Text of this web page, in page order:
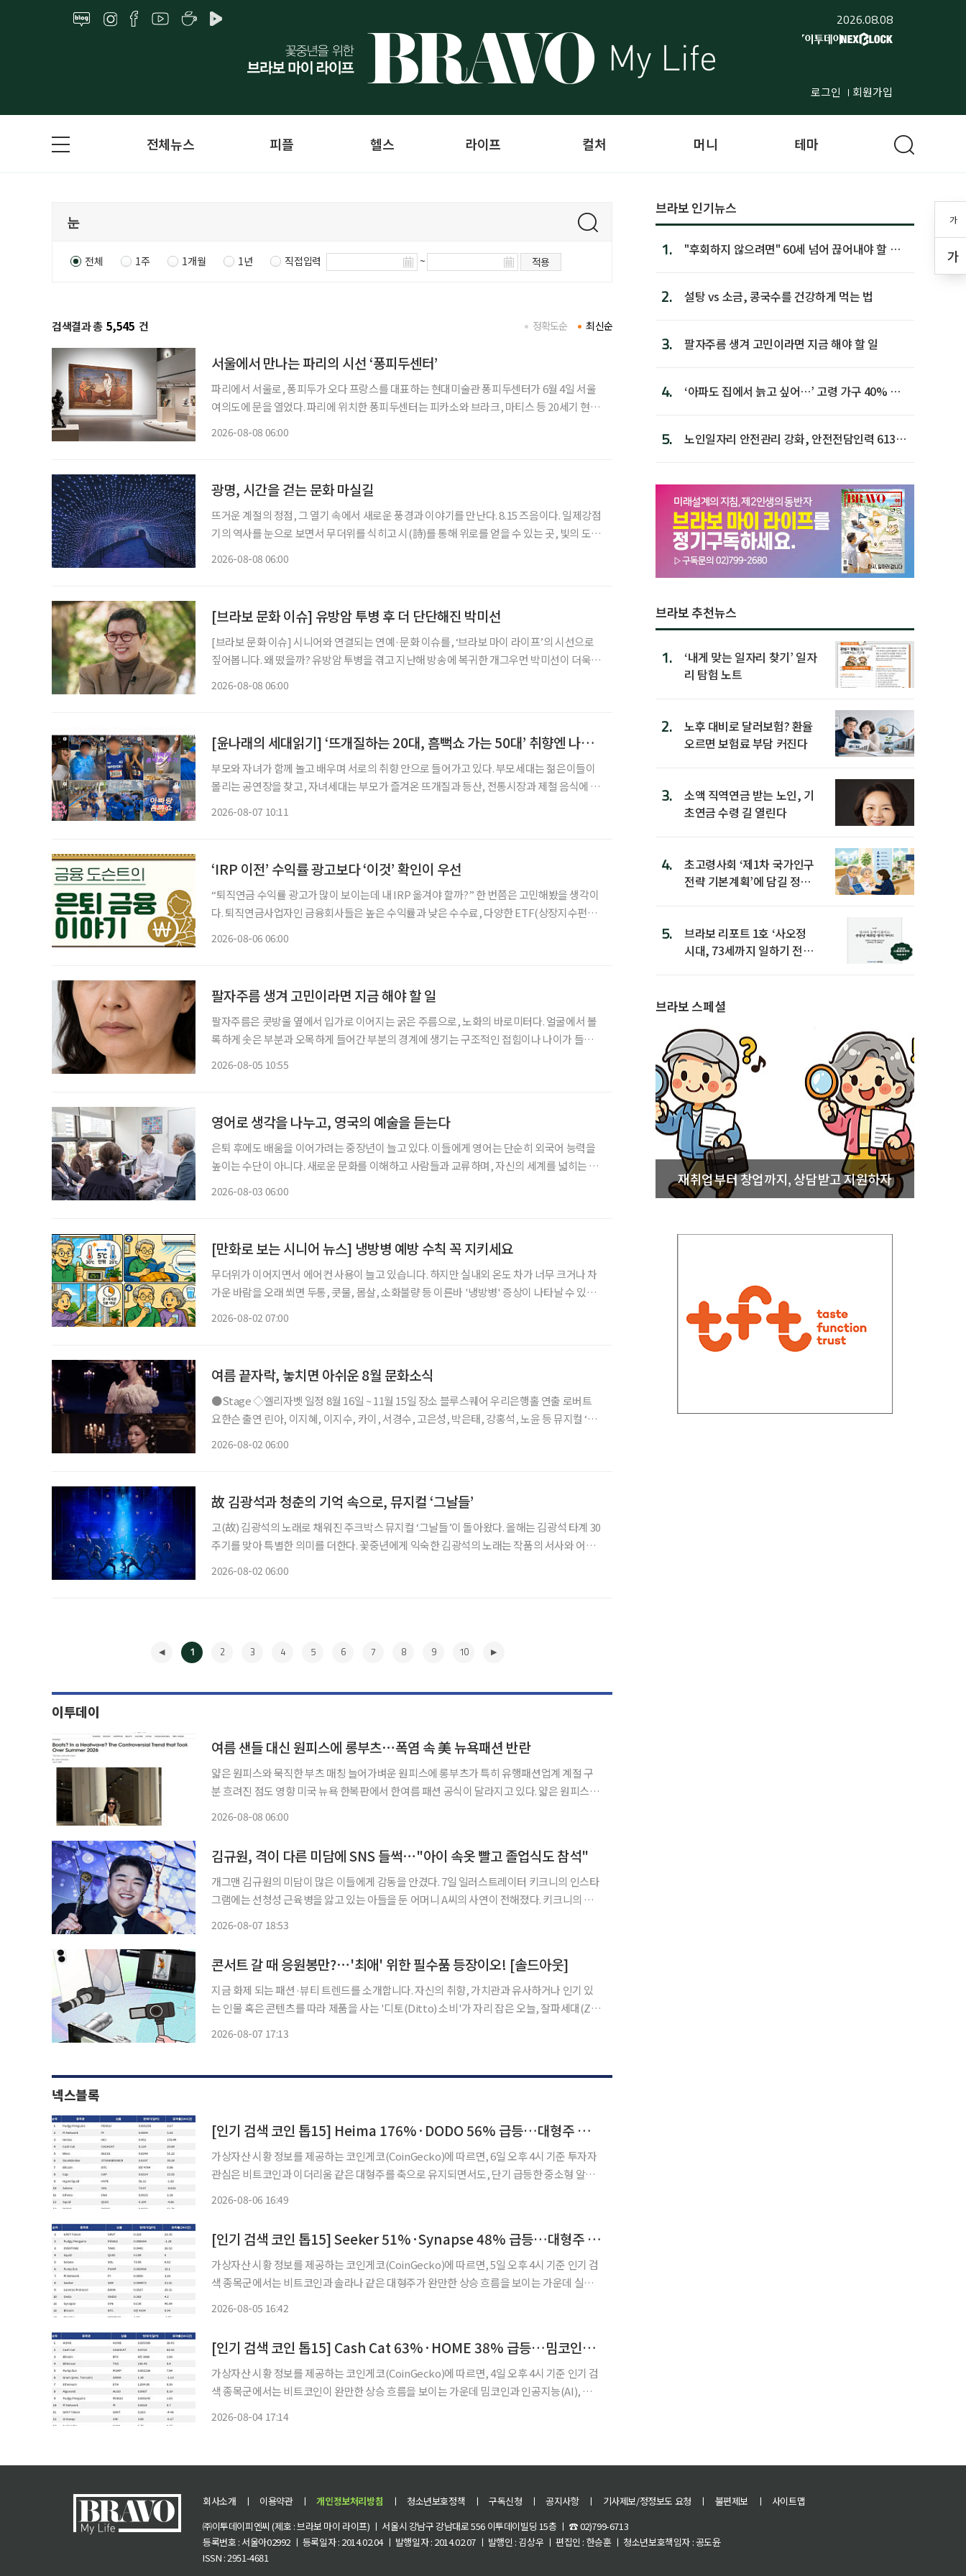
2026.08.08
로그인 회원가입
가
가
전체뉴스 피플 헬스 라이프 컬처 머니 테마
전체 1주 1개월 1년 직접입력 ~ 적용
검색결과 총 5,545 건 최신순
정확도순
서울에서 만나는 파리의 시선 ‘퐁피두센터’
파리에서 서울로, 퐁피두가 오다 프랑스를 대표하는 현대미술관 퐁피두센터가 6월 4일 서울
여의도에 문을 열었다. 파리에 위치한 퐁피두센터는 피카소와 브라크, 마티스 등 20세기 현대
2026-08-08 06:00
광명, 시간을 걷는 문화 마실길
뜨거운 계절의 정점, 그 열기 속에서 새로운 풍경과 이야기를 만난다. 8.15 즈음이다. 일제강점
기의 역사를 눈으로 보면서 무더위를 식히고 시(詩)를 통해 위로를 얻을 수 있는 곳, 빛의 도시
2026-08-08 06:00
[브라보 문화 이슈] 유방암 투병 후 더 단단해진 박미선
[브라보 문화 이슈] 시니어와 연결되는 연예·문화 이슈를, ‘브라보 마이 라이프’의 시선으로
짚어봅니다. 왜 떴을까? 유방암 투병을 겪고 지난해 방송에 복귀한 개그우먼 박미선이 더욱
2026-08-08 06:00
[윤나래의 세대읽기] ‘뜨개질하는 20대, 흠뻑쇼 가는 50대’ 취향엔 나이가 없다
부모와 자녀가 함께 놀고 배우며 서로의 취향 안으로 들어가고 있다. 부모세대는 젊은이들이
몰리는 공연장을 찾고, 자녀세대는 부모가 즐겨온 뜨개질과 등산, 전통시장과 제철 음식에 눈
2026-08-07 10:11
‘IRP 이전’ 수익률 광고보다 ‘이것’ 확인이 우선
“퇴직연금 수익률 광고가 많이 보이는데 내 IRP 옮겨야 할까?” 한 번쯤은 고민해봤을 생각이
다. 퇴직연금사업자인 금융회사들은 높은 수익률과 낮은 수수료, 다양한 ETF(상장지수펀
2026-08-06 06:00
팔자주름 생겨 고민이라면 지금 해야 할 일
팔자주름은 콧방울 옆에서 입가로 이어지는 굵은 주름으로, 노화의 바로미터다. 얼굴에서 볼
록하게 솟은 부분과 오목하게 들어간 부분의 경계에 생기는 구조적인 접힘이나 나이가 들수
2026-08-05 10:55
영어로 생각을 나누고, 영국의 예술을 듣는다
은퇴 후에도 배움을 이어가려는 중장년이 늘고 있다. 이들에게 영어는 단순히 외국어 능력을
높이는 수단이 아니다. 새로운 문화를 이해하고 사람들과 교류하며, 자신의 세계를 넓히는 평
2026-08-03 06:00
[만화로 보는 시니어 뉴스] 냉방병 예방 수칙 꼭 지키세요
무더위가 이어지면서 에어컨 사용이 늘고 있습니다. 하지만 실내외 온도 차가 너무 크거나 차
가운 바람을 오래 쐬면 두통, 콧물, 몸살, 소화불량 등 이른바 '냉방병' 증상이 나타날 수 있습
2026-08-02 07:00
여름 끝자락, 놓치면 아쉬운 8월 문화소식
●Stage ◇엘리자벳 일정 8월 16일 ~ 11월 15일 장소 블루스퀘어 우리은행홀 연출 로버트
요한슨 출연 린아, 이지혜, 이지수, 카이, 서경수, 고은성, 박은태, 강홍석, 노윤 등 뮤지컬 ‘엘
2026-08-02 06:00
故 김광석과 청춘의 기억 속으로, 뮤지컬 ‘그날들’
고(故) 김광석의 노래로 채워진 주크박스 뮤지컬 ‘그날들’이 돌아왔다. 올해는 김광석 타계 30
주기를 맞아 특별한 의미를 더한다. 꽃중년에게 익숙한 김광석의 노래는 작품의 서사와 어우
2026-08-02 06:00
1 2 3 4 5 6 7 8 9 10
이투데이
여름 샌들 대신 원피스에 롱부츠⋯폭염 속 美 뉴욕패션 반란
얇은 원피스와 묵직한 부츠 매칭 늘어가벼운 원피스에 롱부츠가 특히 유행패션업계 계절 구
분 흐려진 점도 영향 미국 뉴욕 한복판에서 한여름 패션 공식이 달라지고 있다. 얇은 원피스와
2026-08-08 06:00
김규원, 격이 다른 미담에 SNS 들썩⋯"아이 속옷 빨고 졸업식도 참석"
개그맨 김규원의 미담이 많은 이들에게 감동을 안겼다. 7일 일러스트레이터 키크니의 인스타
그램에는 선청성 근육병을 앓고 있는 아들을 둔 어머니 A씨의 사연이 전해졌다. 키크니의 그
2026-08-07 18:53
콘서트 갈 때 응원봉만?⋯'최애' 위한 필수품 등장이오! [솔드아웃]
지금 화제 되는 패션·뷰티 트렌드를 소개합니다. 자신의 취향, 가치관과 유사하거나 인기 있
는 인물 혹은 콘텐츠를 따라 제품을 사는 '디토(Ditto) 소비'가 자리 잡은 오늘, 잘파세대(Z세
2026-08-07 17:13
넥스블록
[인기 검색 코인 톱15] Heima 176%·DODO 56% 급등…대형주 속 고변동 알트 부각
가상자산 시황 정보를 제공하는 코인게코(CoinGecko)에 따르면, 6일 오후 4시 기준 투자자
관심은 비트코인과 이더리움 같은 대형주를 축으로 유지되면서도, 단기 급등한 중소형 알트
2026-08-06 16:49
[인기 검색 코인 톱15] Seeker 51%·Synapse 48% 급등…대형주 속 중소형 알트 부각
가상자산 시황 정보를 제공하는 코인게코(CoinGecko)에 따르면, 5일 오후 4시 기준 인기 검
색 종목군에서는 비트코인과 솔라나 같은 대형주가 완만한 상승 흐름을 보이는 가운데 실물
2026-08-05 16:42
[인기 검색 코인 톱15] Cash Cat 63%·HOME 38% 급등…밈코인·신규 상장주에 관심 집중
가상자산 시황 정보를 제공하는 코인게코(CoinGecko)에 따르면, 4일 오후 4시 기준 인기 검
색 종목군에서는 비트코인이 완만한 상승 흐름을 보이는 가운데 밈코인과 인공지능(AI), 디
2026-08-04 17:14
브라보 인기뉴스
1.
"후회하지 않으려면" 60세 넘어 끊어내야 할 사
2. 설탕 vs 소금, 콩국수를 건강하게 먹는 법
3. 팔자주름 생겨 고민이라면 지금 해야 할 일
4.
‘아파도 집에서 늙고 싶어…’ 고령 가구 40% 노
5.
노인일자리 안전관리 강화, 안전전담인력 613명
브라보 추천뉴스
1.
‘내게 맞는 일자리 찾기’ 일자
리 탐험 노트
2.
노후 대비로 달러보험? 환율
오르면 보험료 부담 커진다
3.
소액 직역연금 받는 노인, 기
초연금 수령 길 열린다
4.
초고령사회 ‘제1차 국가인구
전략 기본계획’에 담길 정책
5.
브라보 리포트 1호 ‘사오정
시대, 73세까지 일하기 전략’
브라보 스페셜
재취업부터 창업까지, 상담받고 지원하자
회사소개 ㅣ 이용약관 ㅣ 개인정보처리방침 ㅣ 청소년보호정책 ㅣ 구독신청 ㅣ 공지사항 ㅣ 기사제보/정정보도 요청 ㅣ 불편제보 ㅣ
사이트맵
㈜이투데이피엔씨 (제호 : 브라보 마이 라이프) ㅣ 서울시 강남구 강남대로 556 이투데이빌딩 15층 ㅣ ☎ 02)799-6713
등록번호 : 서울아02992 ㅣ 등록일자 : 2014.02.04 ㅣ 발행일자 : 2014.02.07 ㅣ 발행인 : 김상우 ㅣ 편집인 : 한승훈 ㅣ 청소년보호책임자 : 공도윤
ISSN : 2951-4681